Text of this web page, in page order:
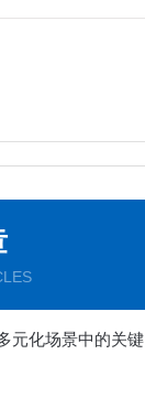
元化场景中的关键